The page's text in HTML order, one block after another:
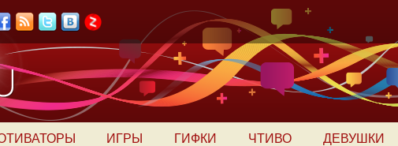
ИГРЫ ГИФКИ ЧТИВО ДЕВУШКИ